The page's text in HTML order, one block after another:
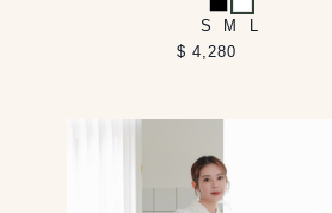
黑 白
S M
$ 4,280